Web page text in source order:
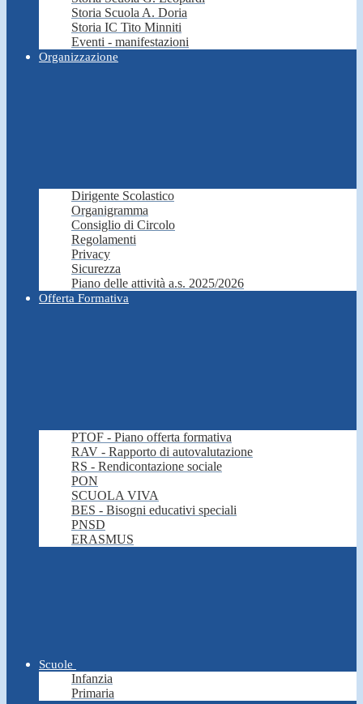
Storia Scuola A. Doria
Storia IC Tito Minniti
Eventi - manifestazioni
Organizzazione
Dirigente Scolastico
Organigramma
Consiglio di Circolo
Regolamenti
Privacy
Sicurezza
Piano delle attività a.s. 2025/2026
Offerta Formativa
PTOF - Piano offerta formativa
RAV - Rapporto di autovalutazione
RS - Rendicontazione sociale
PON
SCUOLA VIVA
BES - Bisogni educativi speciali
PNSD
ERASMUS
Scuole
Infanzia
Primaria